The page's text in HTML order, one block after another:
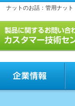
ナットのお話：管用ナット